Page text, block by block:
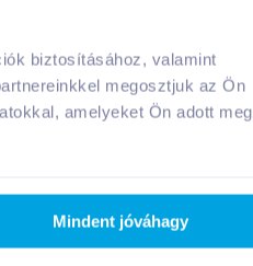
biztosításához, valamint
megosztjuk az Ön
amelyeket Ön adott meg
Mindent jóváhagy
Fornetti barackos réteske